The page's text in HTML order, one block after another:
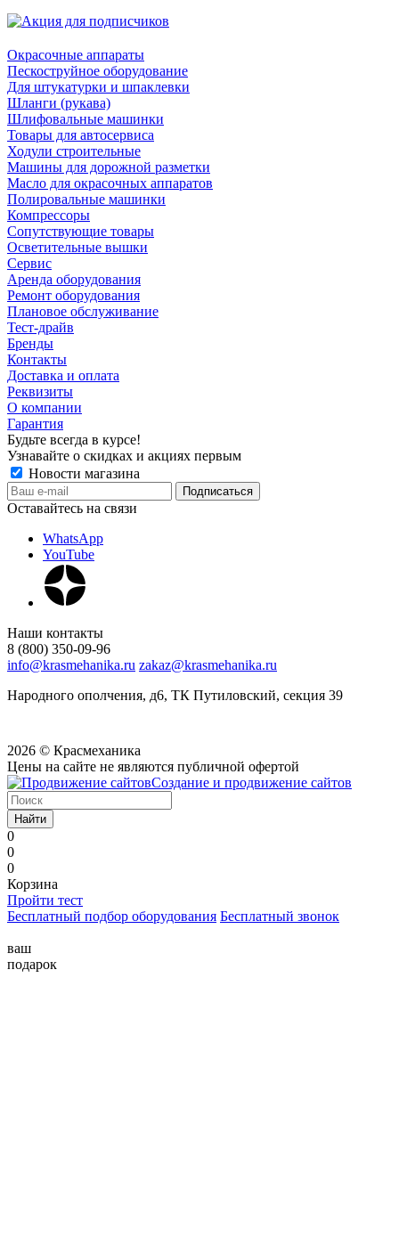
Окрасочные аппараты
Пескоструйное оборудование
Для штукатурки и шпаклевки
Шланги (рукава)
Шлифовальные машинки
Товары для автосервиса
Ходули строительные
Машины для дорожной разметки
Масло для окрасочных аппаратов
Полировальные машинки
Компрессоры
Сопутствующие товары
Осветительные вышки
Сервис
Аренда оборудования
Ремонт оборудования
Плановое обслуживание
Тест-драйв
Бренды
Контакты
Доставка и оплата
Реквизиты
О компании
Гарантия
Будьте всегда в курсе!
Узнавайте о скидках и акциях первым
Новости магазина
Оставайтесь на связи
WhatsApp
YouTube
Наши контакты
8 (800) 350-09-96
info@krasmehanika.ru zakaz@krasmehanika.ru
Народного ополчения, д6, ТК Путиловский, секция 39
2026 © Красмеханика
Цены на сайте не являются публичной офертой
Создание и продвижение сайтов
Найти
0
0
0
Корзина
Пройти тест
Бесплатный подбор оборудования Бесплатный звонок
ваш
подарок